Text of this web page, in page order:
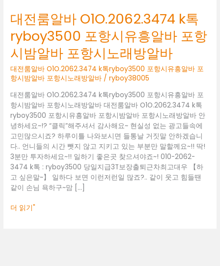
대전룸알바 O1O.2062.3474 k톡
ryboy3500 포항시유흥알바 포항
시밤알바 포항시노래방알바
대전룸알바 O1O.2062.3474 k톡ryboy3500 포항시유흥알바 포
항시밤알바 포항시노래방알바 /ryboy38005
대전룸알바 O1O.2062.3474 k톡ryboy3500 포항시유흥알바 포
항시밤알바 포항시노래방알바 대전룸알바 O1O.2062.3474 k톡
ryboy3500 포항시유흥알바 포항시밤알바 포항시노래방알바 안
녕하세요~!? “클릭”해주셔서 감사해요~ 현실성 없는 광고들속에
고민많으시죠? 하루이틀 나와보시면 들통날 거짓말 안하겠습니
다.. 언니들의 시간 뺏지 않고 지키고 있는 부분만 말할께요~!! 딱!
3분만 투자하세요~!! 일하기 좋은곳 찾으셔야죠~! 010-2062-
3474 k톡 : ryboy3500 당일지급3T보장출퇴근차최고대우 【하
고 싶은말~】 일하다 보면 이런저런일 많죠?.. 같이 웃고 힘들땐
같이 손님 욕하구~맘 […]
바
O1O.2062.3474
k
톡
ryboy3500
포
항
유
흥
알
바
포
항
시
밤
알
바
항
더 읽기"